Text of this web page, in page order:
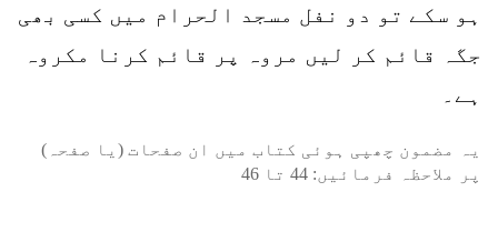
ہو سکے تو دو نفل مسجد الحرام میں کسی بھی
جگہ قائم کر لیں مروہ پر قائم کرنا مکروہ
ہے۔
یہ مضمون چھپی ہوئی کتاب میں ان صفحات (یا صفحہ)
پر ملاحظہ فرمائیں: 44 تا 46